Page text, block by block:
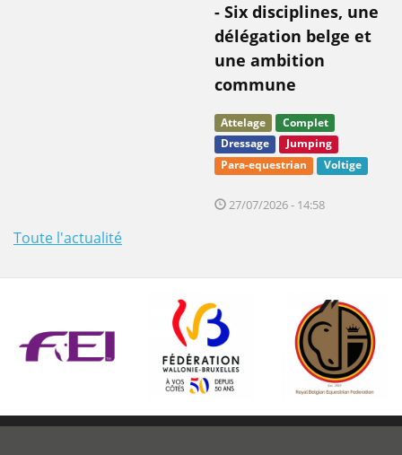
- Six disciplines, une
délégation belge et
une ambition
commune
Attelage
Complet
Dressage
Jumping
Para-equestrian
Voltige
27/07/2026 - 14:58
Toute l'actualité